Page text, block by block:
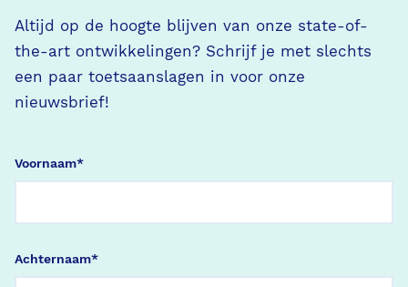
Altijd op de hoogte blijven van onze state-of-
the-art ontwikkelingen? Schrijf je met slechts
een paar toetsaanslagen in voor onze
nieuwsbrief!
Voornaam*
Achternaam*